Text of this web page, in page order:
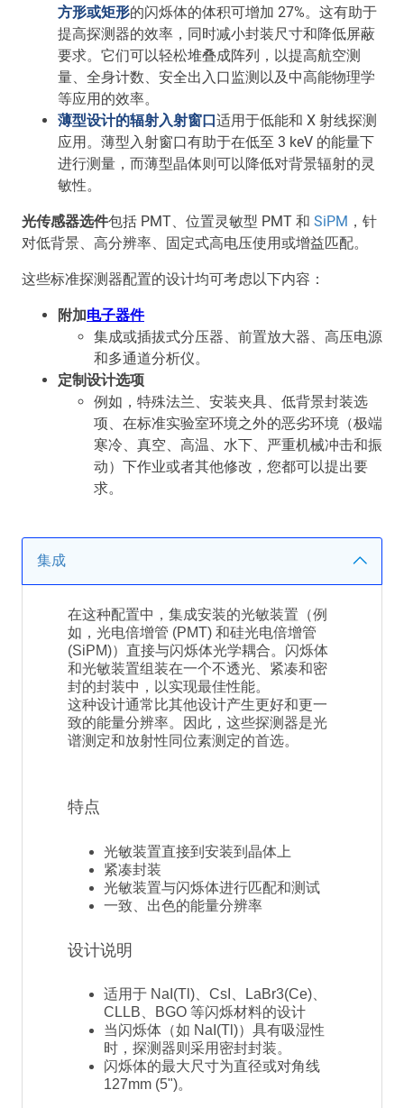
方形或矩形的闪烁体的体积可增加 27%。这有助于
提高探测器的效率，同时减小封装尺寸和降低屏蔽
要求。它们可以轻松堆叠成阵列，以提高航空测
量、全身计数、安全出入口监测以及中高能物理学
等应用的效率。
薄型设计的辐射入射窗口适用于低能和 X 射线探测
应用。薄型入射窗口有助于在低至 3 keV 的能量下
进行测量，而薄型晶体则可以降低对背景辐射的灵
敏性。
光传感器选件包括 PMT、位置灵敏型 PMT 和 SiPM ，针
对低背景、高分辨率、固定式高电压使用或增益匹配。
这些标准探测器配置的设计均可考虑以下内容：
附加电子器件
集成或插拔式分压器、前置放大器、高压电源
和多通道分析仪。
定制设计选项
例如，特殊法兰、安装夹具、低背景封装选
项、在标准实验室环境之外的恶劣环境（极端
寒冷、真空、高温、水下、严重机械冲击和振
动）下作业或者其他修改，您都可以提出要
求。
集成
在这种配置中，集成安装的光敏装置（例
如，光电倍增管 (PMT) 和硅光电倍增管
(SiPM)）直接与闪烁体光学耦合。闪烁体
和光敏装置组装在一个不透光、紧凑和密
封的封装中，以实现最佳性能。
这种设计通常比其他设计产生更好和更一
致的能量分辨率。因此，这些探测器是光
谱测定和放射性同位素测定的首选。
特点
光敏装置直接到安装到晶体上
紧凑封装
光敏装置与闪烁体进行匹配和测试
一致、出色的能量分辨率
设计说明
适用于 NaI(Tl)、CsI、LaBr3(Ce)、
CLLB、BGO 等闪烁材料的设计
当闪烁体（如 NaI(Tl)）具有吸湿性
时，探测器则采用密封封装。
闪烁体的最大尺寸为直径或对角线
127mm (5")。